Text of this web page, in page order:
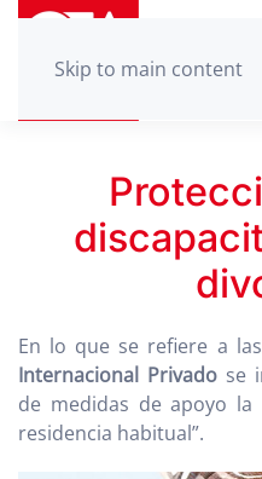
Skip to main content
En lo que se refiere a
Internacional Privado se
de medidas de apoyo la
residencia habitual”.